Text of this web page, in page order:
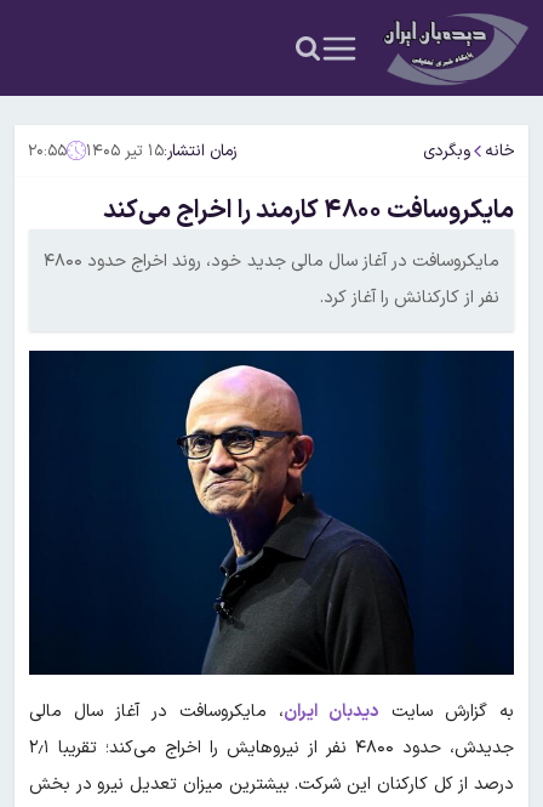
خانه وبگردی زمان انتشار:۱۵ تیر ۱۴۰۵ ۲۰:۵۵
مایکروسافت ۴۸۰۰ کارمند را اخراج می‌کند
مایکروسافت در آغاز سال مالی جدید خود، روند اخراج حدود ۴۸۰۰
نفر از کارکنانش را آغاز کرد.
به گزارش سایت دیدبان ایران، مایکروسافت در آغاز سال مالی
جدیدش، حدود ۴۸۰۰ نفر از نیروهایش را اخراج می‌کند؛ تقریبا ۲٫۱
درصد از کل کارکنان این شرکت. بیشترین میزان تعدیل نیرو در بخش